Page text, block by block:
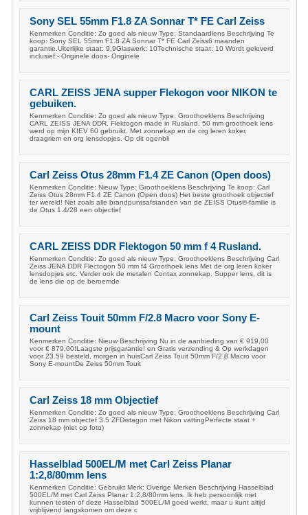
Sony SEL 55mm F1.8 ZA Sonnar T* FE Carl Zeiss
Kenmerken Conditie: Zo goed als nieuw Type: Standaardlens Beschrijving Te
koop: Sony SEL 55mm F1.8 ZA Sonnar T* FE Carl Zeiss6 maanden
garantie.Uiterlijke staat: 9,9Glaswerk: 10Technische staat: 10 Wordt geleverd
inclusief:- Originele doos- Originele
CARL ZEISS JENA supper Flekogon voor NIKON te
gebuiken.
Kenmerken Conditie: Zo goed als nieuw Type: Groothoeklens Beschrijving
CARL ZEISS JENA DDR. Flektogon made in Rusland. 50 mm groothoek lens
werd op mijn KIEV 60 gebruikt. Met zonnekap en de org leren koker,
draagriem en org lensdopjes. Op dit ogenbli
Carl Zeiss Otus 28mm F1.4 ZE Canon (Open doos)
Kenmerken Conditie: Nieuw Type: Groothoeklens Beschrijving Te koop: Carl
Zeiss Otus 28mm F1.4 ZE Canon (Open doos) Het beste groothoek objectief
ter wereld! Net zoals alle brandpuntsafstanden van de ZEISS Otus®-familie is
de Otus 1.4/28 een objectief
CARL ZEISS DDR Flektogon 50 mm f 4 Rusland.
Kenmerken Conditie: Zo goed als nieuw Type: Groothoeklens Beschrijving Carl
Zeiss JENA DDR Flectogon 50 mm f4 Groothoek lens Met de org leren koker
lensdopjes etc. Verder ook de metalen Contax zonnekap. Supper lens, dit is
de lens die op de beroemde
Carl Zeiss Touit 50mm F/2.8 Macro voor Sony E-
mount
Kenmerken Conditie: Nieuw Beschrijving Nu in de aanbieding van € 919,00
voor € 879,00!Laagste prijsgarantie! en Gratis verzending & Op werkdagen
voor 23.59 besteld, morgen in huisCarl Zeiss Touit 50mm F/2.8 Macro voor
Sony E-mountDe Zeiss 50mm Touit
Carl Zeiss 18 mm Objectief
Kenmerken Conditie: Zo goed als nieuw Type: Groothoeklens Beschrijving Carl
Zeiss 18 mm objectef 3.5 ZFDistagon met Nikon vattingPerfecte staat +
zonnekap (niet op foto)
Hasselblad 500EL/M met Carl Zeiss Planar
1:2,8/80mm lens
Kenmerken Conditie: Gebruikt Merk: Overige Merken Beschrijving Hasselblad
500EL/M met Carl Zeiss Planar 1:2,8/80mm lens. Ik heb persoonlijk niet
kunnen testen of deze Hasselblad 500EL/M goed werkt, maar u kunt altijd
vrijblijvend langskomen om deze c